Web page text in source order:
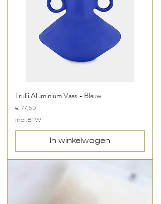
Trulli Aluminium Vaas - Blauw
Prijs
€ 77,50
incl.BTW
In winkelwagen